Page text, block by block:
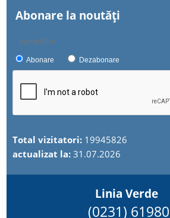
Abonare la noutăţi
Abonare Dezabonare
Total vizitatori: 19945826
actualizat la:31.07.2026
Linia Verde
(0231) 61980